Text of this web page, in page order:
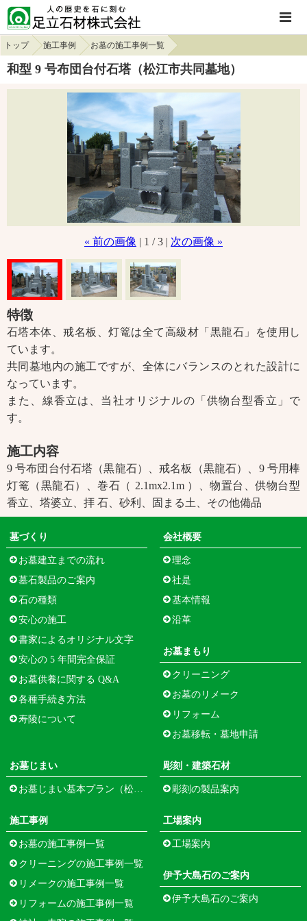
トップ 施工事例 お墓の施工事例一覧
和型 9 号布団台付石塔（松江市共同墓地）
« 前の画像 | 1 / 3 | 次の画像 »
特徴
石塔本体、戒名板、灯篭は全て高級材「黒龍石」を使用し
ています。
共同墓地内の施工ですが、全体にバランスのとれた設計に
なっています。
また、線香立は、当社オリジナルの「供物台型香立」で
す。
施工内容
9 号布団台付石塔（黒龍石）、戒名板（黒龍石）、9 号用棒
灯篭（黒龍石）、巻石（ 2.1mx2.1m ）、物置台、供物台型
香立、塔婆立、拝 石、砂利、固まる土、その他備品
墓づくり
お墓建立までの流れ
墓石製品のご案内
石の種類
安心の施工
書家によるオリジナル文字
安心の 5 年間完全保証
お墓供養に関する Q&A
各種手続き方法
寿陵について
会社概要
理念
社是
基本情報
沿革
お墓まもり
クリーニング
お墓のリメーク
リフォーム
お墓移転・墓地申請
お墓じまい
お墓じまい基本プラン（松江市寺町）
彫刻・建築石材
彫刻の製品案内
施工事例
お墓の施工事例一覧
クリーニングの施工事例一覧
リメークの施工事例一覧
リフォームの施工事例一覧
工場案内
工場案内
伊予大島石のご案内
伊予大島石のご案内